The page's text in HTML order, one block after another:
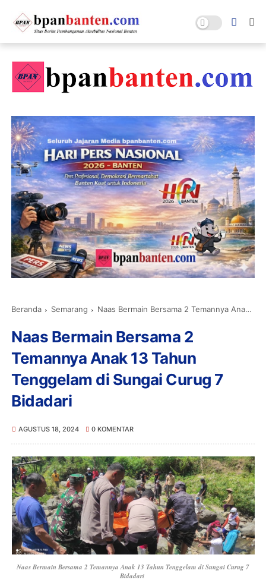
Beranda Semarang Naas Bermain Bersama 2 Temannya Anak 13 Tahun Tenggelam di Sungai Curug 7 Bidadari
Naas Bermain Bersama 2
Temannya Anak 13 Tahun
Tenggelam di Sungai Curug 7
Bidadari
AGUSTUS 18, 2024 0 KOMENTAR
Naas Bermain Bersama 2 Temannya Anak 13 Tahun Tenggelam di Sungai Curug 7
Bidadari